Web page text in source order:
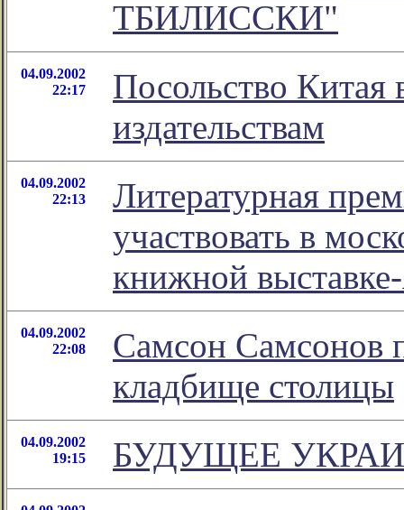
ТБИЛИССКИ"
04.09.2002
22:17
Посольство Китая
издательствам
04.09.2002
22:13
Литературная
участвовать в
книжной
04.09.2002
22:08
Самсон Самсонов
кладбище столицы
04.09.2002
19:15
БУДУЩЕЕ